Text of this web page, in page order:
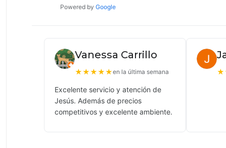
Powered by Google
Vanessa Carrillo
★★★★★en la última semana
Excelente servicio y atención de
Jesús. Además de precios
competitivos y excelente ambiente.
★